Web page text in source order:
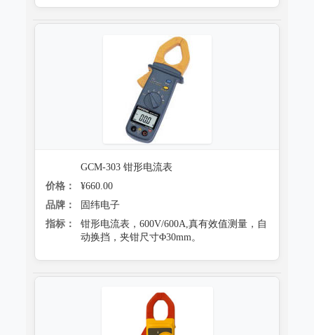
GCM-303 钳形电流表
价格：
¥660.00
品牌：
固纬电子
指标：
钳形电流表，600V/600A,真有效值测量，自
动换挡，夹钳尺寸Φ30mm。